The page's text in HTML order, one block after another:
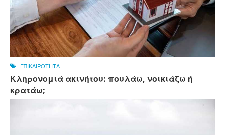
ΕΠΙΚΑΙΡΟΤΗΤΑ
Κληρονομιά ακινήτου: πουλάω, νοικιάζω ή
κρατάω;